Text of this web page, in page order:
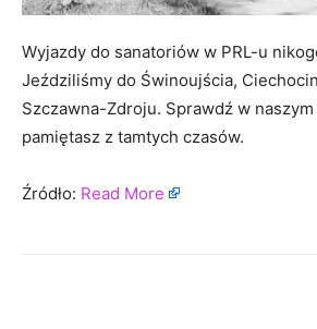
Wyjazdy do sanatoriów w PRL-u
Jeździliśmy do Świnoujścia,
Szczawna-Zdroju. Sprawdź w
pamiętasz z tamtych czasów.
Źródło: Read More